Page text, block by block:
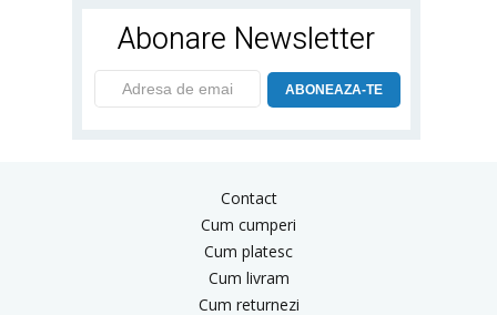
Abonare Newsletter
ABONEAZA-TE
Contact
Cum cumperi
Cum platesc
Cum livram
Cum returnezi